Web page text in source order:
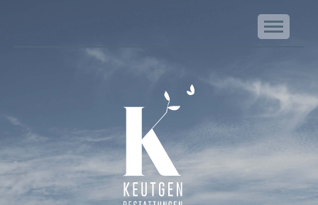
Keutgen | Bestattungen - Funérailles